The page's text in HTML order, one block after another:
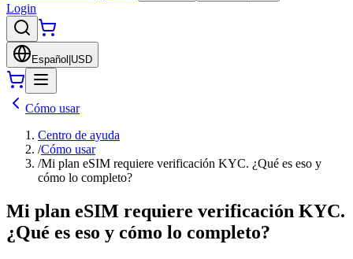
Login
Español USD
Cómo usar
Centro de ayuda
/Cómo usar
/Mi plan eSIM requiere verificación KYC. ¿Qué es eso y
cómo lo completo?
Mi plan eSIM requiere verificación KYC.
¿Qué es eso y cómo lo completo?